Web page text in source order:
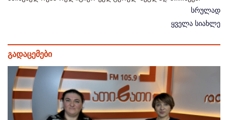
სრულად
ყველა სიახლე
გადაცემები